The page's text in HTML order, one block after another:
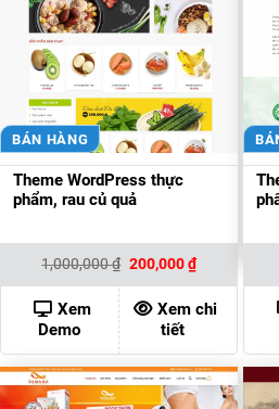
BÁN HÀNG
Theme WordPress thực
phẩm, rau củ quả
1,000,000₫ Giá
là:
1,000,000 ₫.
200,000₫Giá
hiện
tại
là:
200,000 ₫.
Xem
Demo
Xem chi
tiết